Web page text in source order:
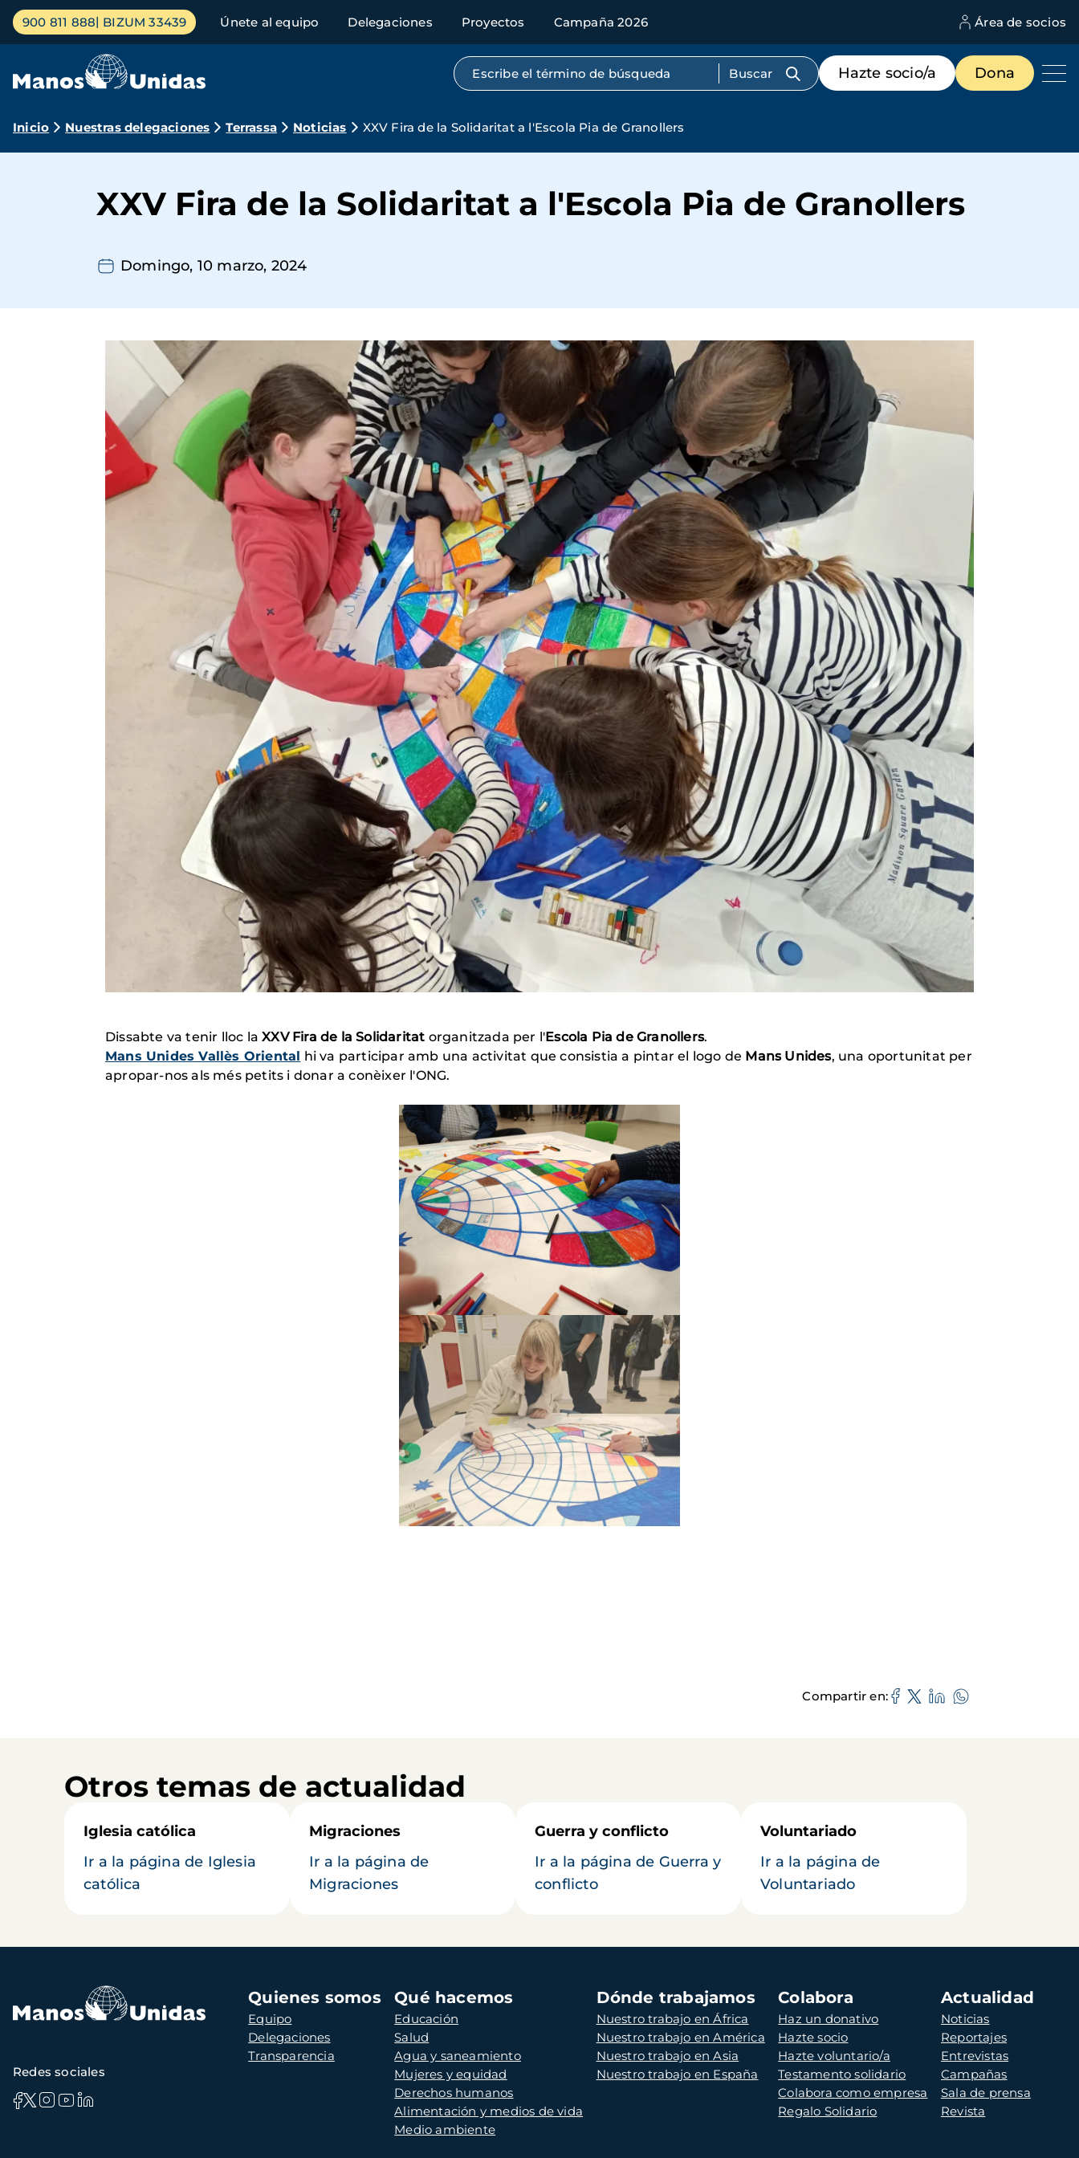
Pasar
contenido
Menú
principal
900 811 888 BIZUM 33439 Únete al equipo Delegaciones Proyectos Campaña 2026 Área de socios
Búsqueda por texto completo
Menú
de
destacados
Hazte socio/a Dona
Ruta
navegación
Inicio Nuestras delegaciones Terrassa Noticias XXV Fira de la Solidaritat a l'Escola Pia de Granollers
XXV Fira de la Solidaritat a l'Escola Pia de Granollers
Domingo, 10 marzo, 2024
Dissabte va tenir lloc laXXV Fira de la Solidaritat organitzada per l'Escola Pia de Granollers.
Mans Unides Vallès Oriental hi va participar amb una activitat que consistia a pintar el logo de Mans Unides, una oportunitat per
apropar-nos als més petits i donar a conèixer l'ONG.
Compartir en
Otros temas de actualidad
Iglesia católica
Ir a la página de Iglesia
católica
Migraciones
Ir a la página de
Migraciones
Guerra y conflicto
Ir a la página de Guerra y
conflicto
Voluntariado
Ir a la página de
Voluntariado
Navegación
principal
Quienes somos
Equipo
Delegaciones
Transparencia
Qué hacemos
Educación
Salud
Agua y saneamiento
Mujeres y equidad
Derechos humanos
Alimentación y medios de vida
Medio ambiente
Dónde trabajamos
Nuestro trabajo en África
Nuestro trabajo en América
Nuestro trabajo en Asia
Nuestro trabajo en España
Colabora
Haz un donativo
Hazte socio
Hazte voluntario/a
Testamento solidario
Colabora como empresa
Regalo Solidario
Actualidad
Noticias
Reportajes
Entrevistas
Campañas
Sala de prensa
Revista
Redes sociales